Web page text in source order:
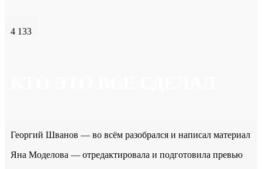
4 133
Георгий Шванов — во всём разобрался и написал материал
Яна Моделова — отредактировала и подготовила превью